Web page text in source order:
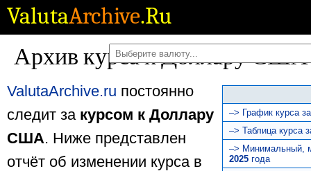
ValutaArchive.Ru
Архив курса к Доллару США
–> График курса
–> Таблица курса
–> Минимальный,
2025 года
ValutaArchive.ru постоянно
следит за курсом к Доллару
США. Ниже представлен
отчёт об изменении курса в